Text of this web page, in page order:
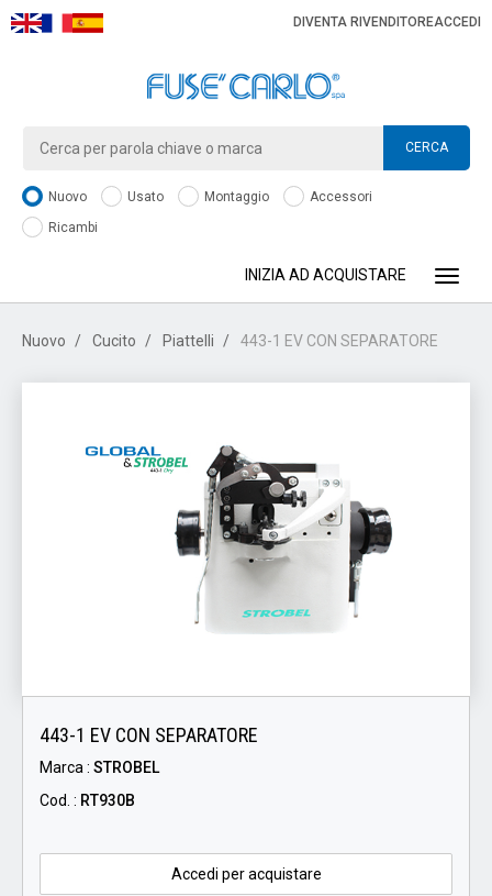
DIVENTA RIVENDITOREACCEDI
CERCA
Nuovo Usato Montaggio
Accessori
Ricambi
INIZIA AD ACQUISTARE
Nuovo Cucito Piattelli 443-1 EV CON SEPARATORE
443-1 EV CON SEPARATORE
Marca : STROBEL
Cod. : RT930B
Accedi per acquistare